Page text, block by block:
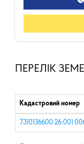
ПЕРЕЛІК
Кадастровий номер